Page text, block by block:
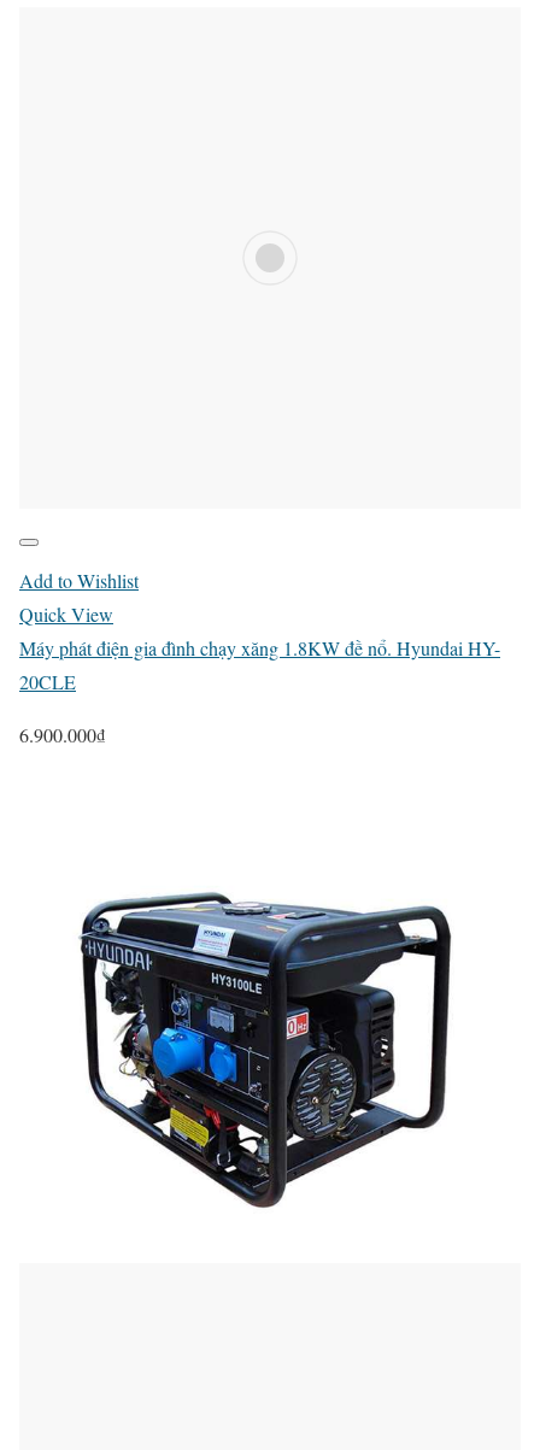
Add to Wishlist
Quick View
Máy phát điện gia đình chạy xăng 1.8KW đề nổ. Hyundai HY-
20CLE
6.900.000₫